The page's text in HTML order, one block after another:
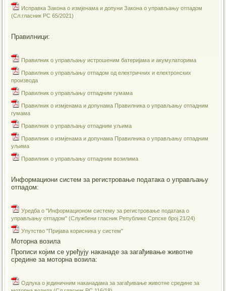
Исправка Закона о измјенама и допуни Закона о управљању отпадом
(Сл.гласник РС 65/2021)
Правилници:
Правилник о управљању истрошеним батеријама и акумулаторима
Правилник о управљању отпадом од електричних и електронских
производа
Правилник о управљању отпадним гумама
Правилник о измјенама и допунама Правилника о управљању отпадним
гумама
Правилник о управљању отпадним уљима
Правилник о измјенама и допунама Правилника о управљању отпадним
уљима
Правилник о управљању отпадним возилима
Информациони систем за регистровање података о управљању
отпадом:
Уредба о "Информационом систему за регистровање података о
управљању отпадом" (Службени гласник Републике Српске број 21/24)
Упутство "Пријава корисника у систем"
Моторна возила
Прописи којим се уређују наканаде за загађивање животне
средине за моторна возила:
Одлука о јединичним наканадама за загађивање животне средине за